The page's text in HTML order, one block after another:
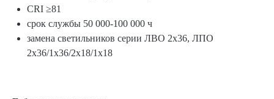
CRI ≥81
срок службы 50 000-100 000 ч
замена светильников серии ЛВО 2x36, ЛПО
2х36/1х36/2х18/1х18